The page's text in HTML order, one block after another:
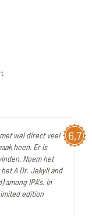
6,7
wel direct veel
heen. Er is
Noem het
A Dr. Jekyll and
among IPA's. In
edition